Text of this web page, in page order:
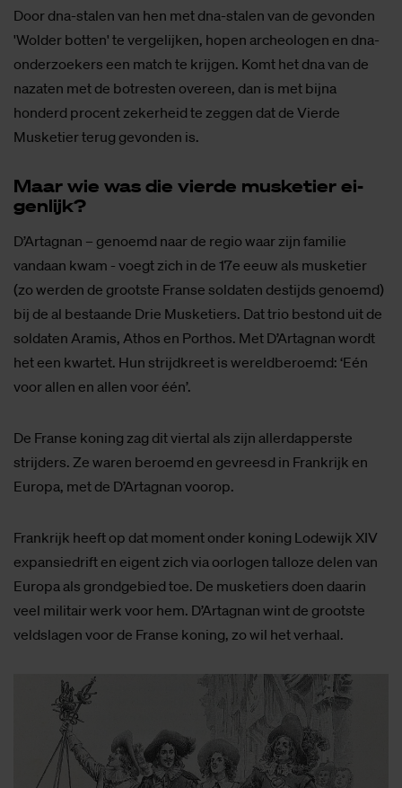
Door dna-stalen van hen met dna-stalen van de gevonden
'Wolder botten' te vergelijken, hopen archeologen en dna-
onderzoekers een match te krijgen. Komt het dna van de
nazaten met de botresten overeen, dan is met bijna
honderd procent zekerheid te zeggen dat de Vierde
Musketier terug gevonden is.
Maar wie was die vier­de mus­ke­tier ei­
gen­lijk?
D’Artagnan – genoemd naar de regio waar zijn familie
vandaan kwam - voegt zich in de 17e eeuw als musketier
(zo werden de grootste Franse soldaten destijds genoemd)
bij de al bestaande Drie Musketiers. Dat trio bestond uit de
soldaten Aramis, Athos en Porthos. Met D’Artagnan wordt
het een kwartet. Hun strijdkreet is wereldberoemd: ‘Eén
voor allen en allen voor één’.
De Franse koning zag dit viertal als zijn allerdapperste
strijders. Ze waren beroemd en gevreesd in Frankrijk en
Europa, met de D’Artagnan voorop.
Frankrijk heeft op dat moment onder koning Lodewijk XIV
expansiedrift en eigent zich via oorlogen talloze delen van
Europa als grondgebied toe. De musketiers doen daarin
veel militair werk voor hem. D’Artagnan wint de grootste
veldslagen voor de Franse koning, zo wil het verhaal.